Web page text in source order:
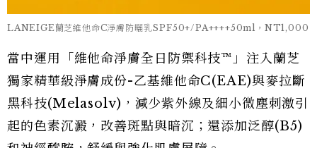
LANEIGE蘭芝維他命C淨膚防曬乳SPF50+/PA++++50ml，NT1,000
當中運用「維他命淨膚全日防禦科技™」注入蘭芝
獨家精華級淨膚成份-乙基維他命C(EAE)與麥拉斷
黑科技(Melasolv)，減少紫外線及細小微塵刺激引
起的色素沉澱，改善斑點與暗沉；還添加泛醇(B5)